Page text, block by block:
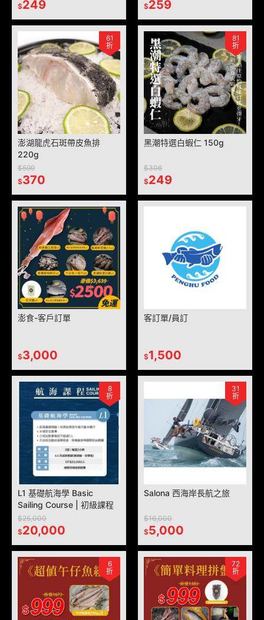
$249 $259
61
折
澎湖龍虎石斑帶皮魚排
220g
$599
$370
81
折
黑潮特選白蝦仁 150g
$306
$249
澎食-客戶訂單
$3,000
客訂單/員訂
$1,500
8
折
L1 基礎航海學 Basic
Sailing Course | 初級課程
$25,000
$20,000
31
折
Salona 西海岸長航之旅
$16,000
$5,000
6
折
72
折